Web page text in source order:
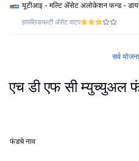
यूटीआइ - मल्टि ॲसेट अलोकेशन फन्ड -
हायब्रिडमल्टी ॲसेट वाटप
सर्व
एच डी एफ सी
फंडचे नाव